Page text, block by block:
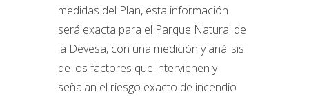
medidas del Plan, esta información
será exacta para el Parque Natural de
la Devesa, con una medición y análisis
de los factores que intervienen y
señalan el riesgo exacto de incendio